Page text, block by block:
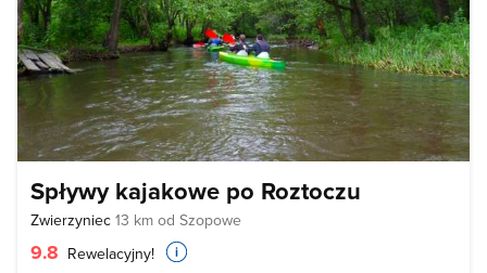
Spływy kajakowe po Roztoczu
Zwierzyniec 13 km od Szopowe
9.8 Rewelacyjny!